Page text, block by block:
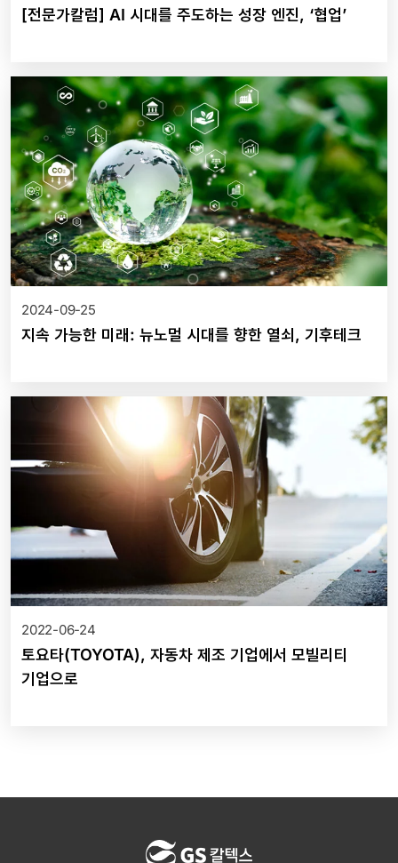
[전문가칼럼] AI 시대를 주도하는 성장 엔진, ‘협업’
2024-09-25
지속 가능한 미래: 뉴노멀 시대를 향한 열쇠, 기후테크
2022-06-24
토요타(TOYOTA), 자동차 제조 기업에서 모빌리티
기업으로